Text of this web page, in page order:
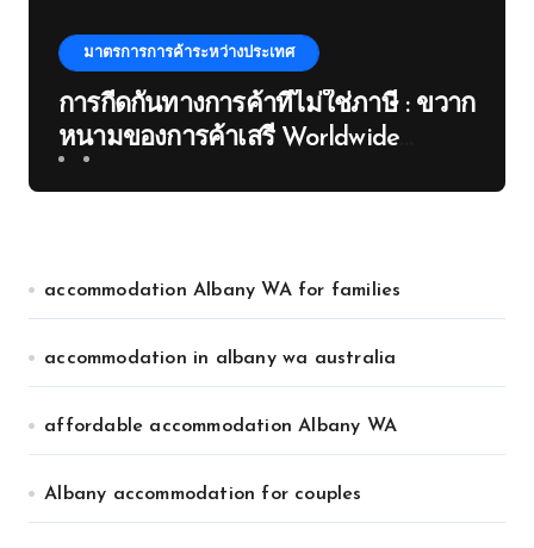
มาตรการการค้าระหว่างประเทศ
การกีดกันทางการค้าที่ไม่ใช่ภาษี : ขวาก
หนามของการค้าเสรี Worldwide
accommodation Albany WA for families
accommodation in albany wa australia
affordable accommodation Albany WA
Albany accommodation for couples